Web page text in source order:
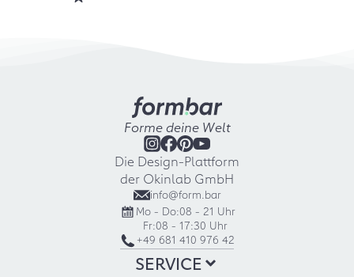
Forme deine Welt
Die Design-Plattform
der Okinlab GmbH
info@form.bar
Mo - Do:08 - 21 Uhr
Fr:08 - 17:30 Uhr
+49 681 410 976 42
SERVICE